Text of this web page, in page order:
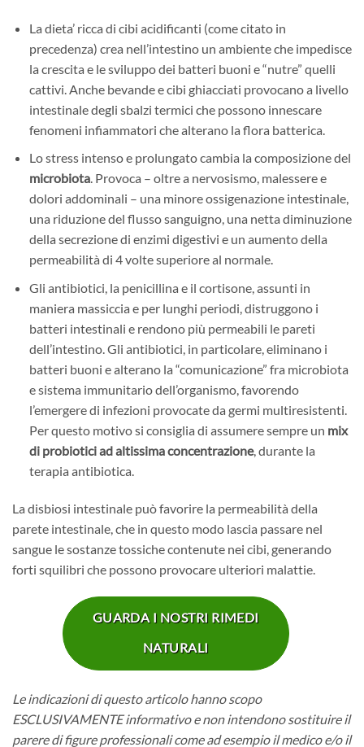
La dieta’ ricca di cibi acidificanti (come citato in
precedenza) crea nell’intestino un ambiente che impedisce
la crescita e le sviluppo dei batteri buoni e “nutre” quelli
cattivi. Anche bevande e cibi ghiacciati provocano a livello
intestinale degli sbalzi termici che possono innescare
fenomeni infiammatori che alterano la flora batterica.
Lo stress intenso e prolungato cambia la composizione del
microbiota. Provoca – oltre a nervosismo, malessere e
dolori addominali – una minore ossigenazione intestinale,
una riduzione del flusso sanguigno, una netta diminuzione
della secrezione di enzimi digestivi e un aumento della
permeabilità di 4 volte superiore al normale.
Gli antibiotici, la penicillina e il cortisone, assunti in
maniera massiccia e per lunghi periodi, distruggono i
batteri intestinali e rendono più permeabili le pareti
dell’intestino. Gli antibiotici, in particolare, eliminano i
batteri buoni e alterano la “comunicazione” fra microbiota
e sistema immunitario dell’organismo, favorendo
l’emergere di infezioni provocate da germi multiresistenti.
Per questo motivo si consiglia di assumere sempre un mix
di probiotici ad altissima concentrazione, durante la
terapia antibiotica.
La disbiosi intestinale può favorire la permeabilità della
parete intestinale, che in questo modo lascia passare nel
sangue le sostanze tossiche contenute nei cibi, generando
forti squilibri che possono provocare ulteriori malattie.
GUARDA I NOSTRI RIMEDI
NATURALI
Le indicazioni di questo articolo hanno scopo
ESCLUSIVAMENTE informativo e non intendono sostituire il
parere di figure professionali come ad esempio il medico e/o il